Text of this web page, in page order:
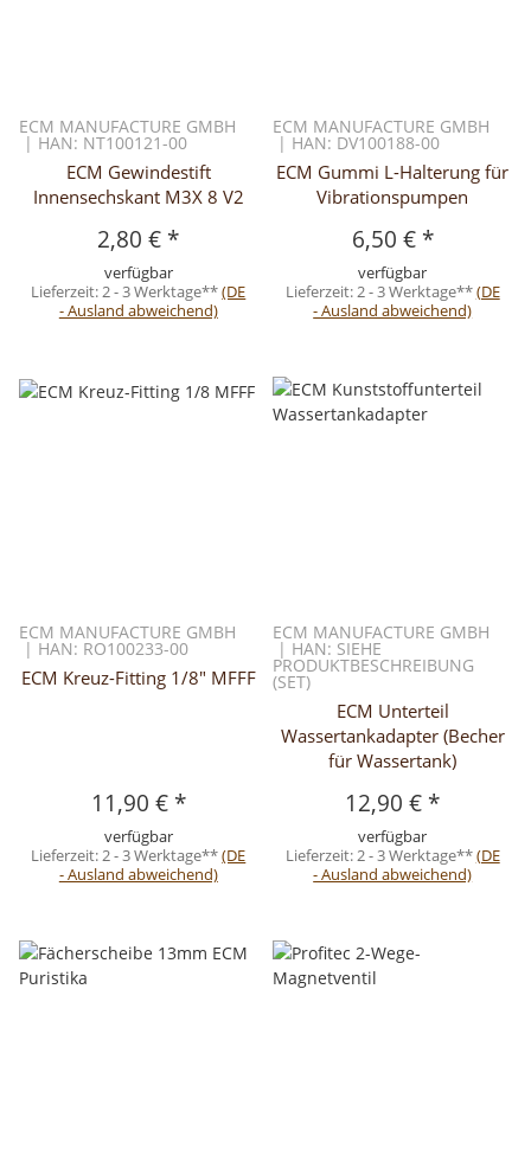
ECM MANUFACTURE GMBH
| HAN: NT100121-00
ECM Gewindestift
Innensechskant M3X 8 V2
2,80 € *
verfügbar
Lieferzeit:2 - 3 Werktage**(DE
- Ausland abweichend)
ECM MANUFACTURE GMBH
| HAN: DV100188-00
ECM Gummi L-Halterung für
Vibrationspumpen
6,50 € *
verfügbar
Lieferzeit:2 - 3 Werktage**(DE
- Ausland abweichend)
ECM MANUFACTURE GMBH
| HAN: RO100233-00
ECM Kreuz-Fitting 1/8" MFFF
11,90 € *
verfügbar
Lieferzeit:2 - 3 Werktage**(DE
- Ausland abweichend)
ECM MANUFACTURE GMBH
| HAN: SIEHE
PRODUKTBESCHREIBUNG
(SET)
ECM Unterteil
Wassertankadapter (Becher
für Wassertank)
12,90 € *
verfügbar
Lieferzeit:2 - 3 Werktage**(DE
- Ausland abweichend)